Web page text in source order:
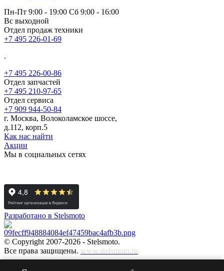
Пн-Пт 9:00 - 19:00 Сб 9:00 - 16:00
Вс выходной
Отдел продаж техники
+7 495 226-01-69
.
+7 495 226-00-86
Отдел запчастей
+7 495 210-97-65
Отдел сервиса
+7 909 944-50-84
г. Москва, Волоколамское шоссе,
д.112, корп.5
Как нас найти
Акции
Мы в социальных сетях
Разработано в Stelsmoto
© Copyright 2007-2026 - Stelsmoto.
Все права защищены. www.stelsmoto.ru
Информация, размещенная на сайте, не является публичной